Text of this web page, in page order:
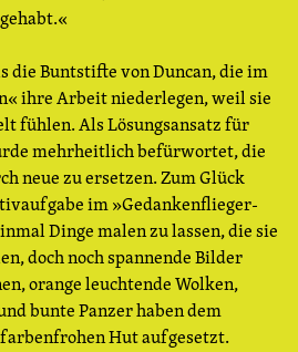
die Buntstifte von Duncan, die im
ihre Arbeit niederlegen, weil sie
fühlen. Als Lösungsansatz für
mehrheitlich befürwortet, die
neue zu ersetzen. Zum Glück
im »Gedankenflieger-
Dinge malen zu lassen, die sie
doch noch spannende Bilder
orange leuchtende Wolken,
bunte Panzer haben dem
Hut aufgesetzt.